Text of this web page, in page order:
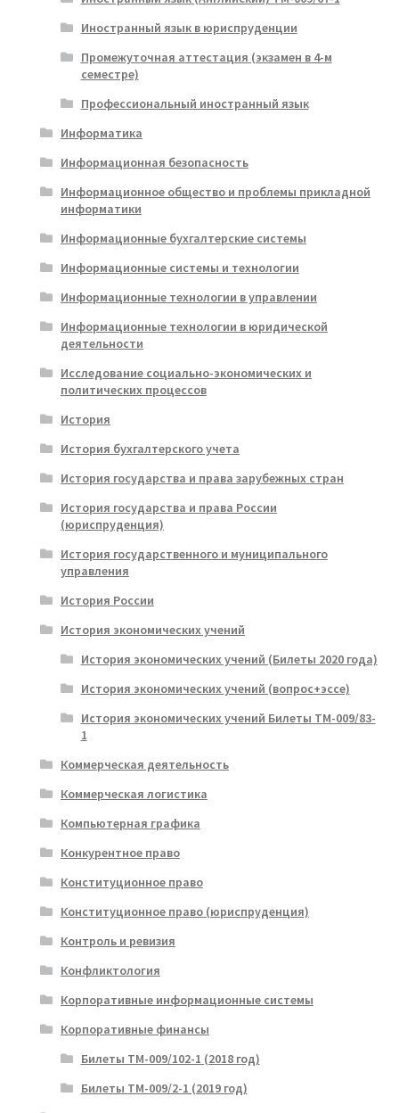
Иностранный язык в юриспруденции
Промежуточная аттестация (экзамен в 4-м
семестре)
Профессиональный иностранный язык
Информатика
Информационная безопасность
Информационное общество и проблемы прикладной
информатики
Информационные бухгалтерские системы
Информационные системы и технологии
Информационные технологии в управлении
Информационные технологии в юридической
деятельности
Исследование социально-экономических и
политических процессов
История
История бухгалтерского учета
История государства и права зарубежных стран
История государства и права России
(юриспруденция)
История государственного и муниципального
управления
История России
История экономических учений
История экономических учений (Билеты 2020 года)
История экономических учений (вопрос+эссе)
История экономических учений Билеты ТМ-009/83-
1
Коммерческая деятельность
Коммерческая логистика
Компьютерная графика
Конкурентное право
Конституционное право
Конституционное право (юриспруденция)
Контроль и ревизия
Конфликтология
Корпоративные информационные системы
Корпоративные финансы
Билеты ТМ-009/102-1 (2018 год)
Билеты ТМ-009/2-1 (2019 год)